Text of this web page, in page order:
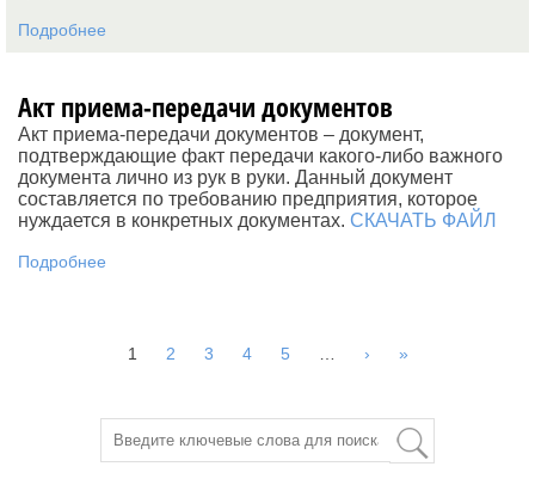
Подробнее
Акт приема-передачи документов
Акт приема-передачи документов – документ,
подтверждающие факт передачи какого-либо важного
документа лично из рук в руки. Данный документ
составляется по требованию предприятия, которое
нуждается в конкретных документах. СКАЧАТЬ ФАЙЛ
Подробнее
1 2 3 4 5 › »